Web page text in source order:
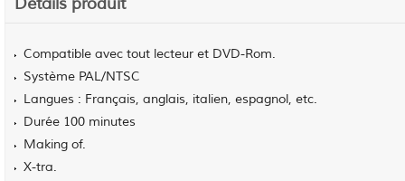
Compatible avec tout lecteur et DVD-Rom.
Système PAL/NTSC
Langues : Français, anglais, italien, espagnol, etc.
Durée 100 minutes
Making of.
X-tra.